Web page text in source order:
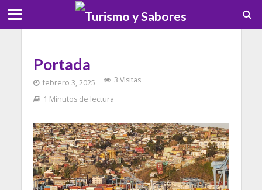
Portada
febrero 3, 2025
3 Visitas
1 Minutos de lectura